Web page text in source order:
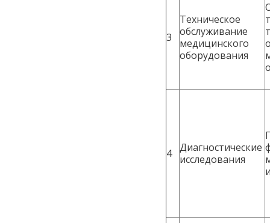
3
Техническое
обслуживание
медицинского
оборудования
4 Диагностические
исследования